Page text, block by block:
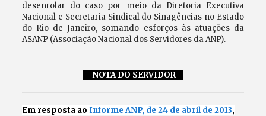
desenrolar do caso por meio da Diretoria Executiva
Nacional e Secretaria Sindical do Sinagências no Estado
do Rio de Janeiro, somando esforços às atuações da
ASANP (Associação Nacional dos Servidores da ANP).
NOTA DO SERVIDOR
Em resposta ao Informe ANP, de 24 de abril de 2013,